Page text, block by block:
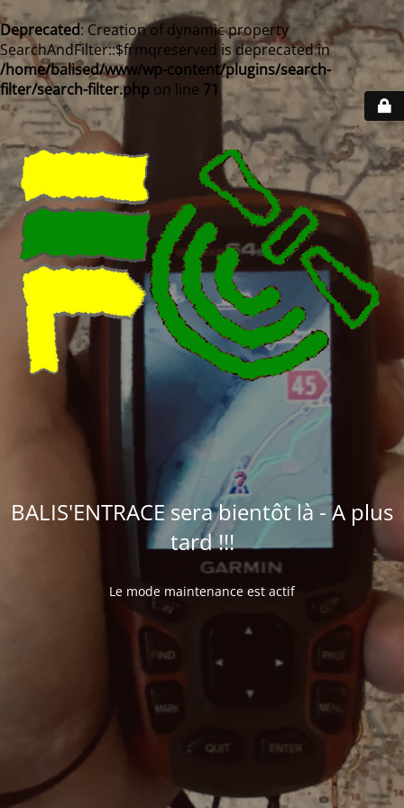
Deprecated: Creation of dynamic property
SearchAndFilter::$frmqreserved is deprecated in
/home/balised/www/wp-content/plugins/search-
filter/search-filter.php on line 71
BALIS'ENTRACE sera bientôt là - A plus
tard !!!
Le mode maintenance est actif